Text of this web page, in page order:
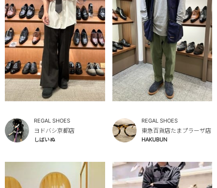
REGAL SHOES
ヨドバシ京都店
しばいぬ
REGAL SHOES
東急百貨店たまプラーザ店
HAKUBUN